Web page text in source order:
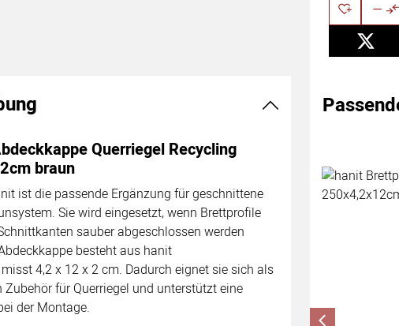
Querriegel Recycling
braun
ist die passende Ergänzung für geschnittene
Sie wird eingesetzt, wenn Brettprofile
sauber abgeschlossen werden
besteht aus hanit
4,2 x 12 x 2 cm. Dadurch eignet sie sich als
für Querriegel und unterstützt eine
der Montage.
Zubehör